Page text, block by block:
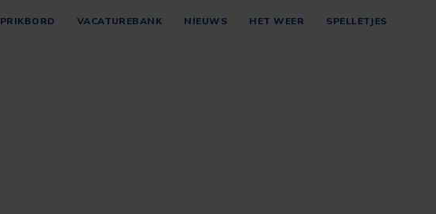
PRIKBORD VACATUREBANK NIEUWS HET WEER SPELLETJES